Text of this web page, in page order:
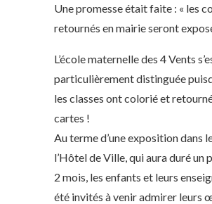
Une promesse était faite : « les
retournés en mairie seront
L’école maternelle des 4 Vents
particulièrement distinguée
les classes ont colorié et
cartes !
Au terme d’une exposition dans
l’Hôtel de Ville, qui aura duré un
2 mois, les enfants et leurs
été invités à venir admirer leurs